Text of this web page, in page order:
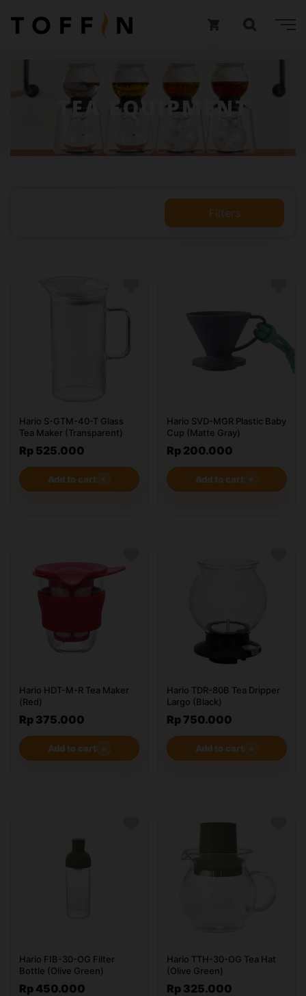
TEA EQUIPMENT
Filters
Hario S-GTM-40-T Glass
Tea Maker (Transparent)
Rp 525.000
Add to cart ＋
Hario SVD-MGR Plastic Baby
Cup (Matte Gray)
Rp 200.000
Add to cart ＋
Hario HDT-M-R Tea Maker
(Red)
Rp 375.000
Add to cart ＋
Hario TDR-80B Tea Dripper
Largo (Black)
Rp 750.000
Add to cart ＋
Hario FIB-30-OG Filter
Bottle (Olive Green)
Rp 450.000
Hario TTH-30-OG Tea Hat
(Olive Green)
Rp 325.000